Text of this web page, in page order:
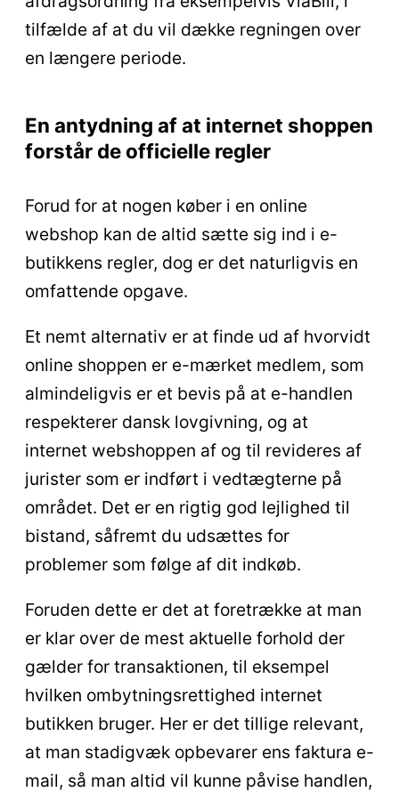
tilfælde af at du vil dække regningen over
en længere periode.
En antydning af at internet shoppen
forstår de officielle regler
Forud for at nogen køber i en online
webshop kan de altid sætte sig ind i e-
butikkens regler, dog er det naturligvis en
omfattende opgave.
Et nemt alternativ er at finde ud af hvorvidt
online shoppen er e-mærket medlem, som
almindeligvis er et bevis på at e-handlen
respekterer dansk lovgivning, og at
internet webshoppen af og til revideres af
jurister som er indført i vedtægterne på
området. Det er en rigtig god lejlighed til
bistand, såfremt du udsættes for
problemer som følge af dit indkøb.
Foruden dette er det at foretrække at man
er klar over de mest aktuelle forhold der
gælder for transaktionen, til eksempel
hvilken ombytningsrettighed internet
butikken bruger. Her er det tillige relevant,
at man stadigvæk opbevarer ens faktura e-
mail, så man altid vil kunne påvise handlen,